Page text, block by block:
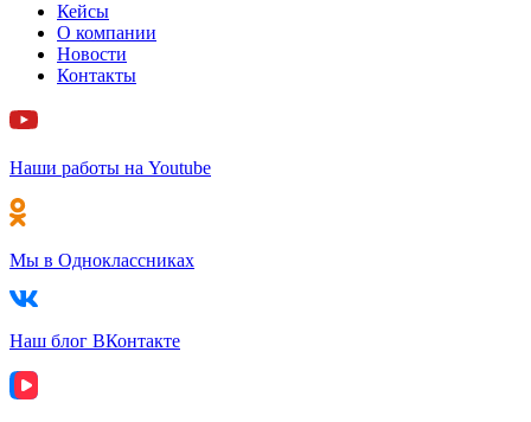
Кейсы
О компании
Новости
Контакты
Наши работы на Youtube
Мы в Одноклассниках
Наш блог ВКонтакте